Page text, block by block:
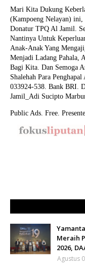
Mari Kita Dukung
(Kampoeng Nelayan) ini,
Donatur TPQ Al Jamil.
Nantinya Untuk
Anak-Anak Yang
Menjadi Ladang Pahala,
Bagi Kita. Dan Semoga
Shalehah Para
033924-538. Bank BRI.
Jamil_Adi Sucipto
Public Ads. Free.
Meraih
2026,
Agustus